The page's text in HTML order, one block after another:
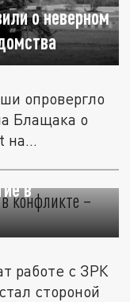
о неверном
опровергло
Блащака о
на...
в
работе с ЗРК
стороной